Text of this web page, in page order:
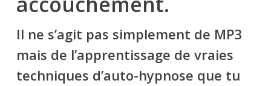
Il ne s’agit pas simplement de MP3
mais de l’apprentissage de vraies
techniques d’auto-hypnose que tu